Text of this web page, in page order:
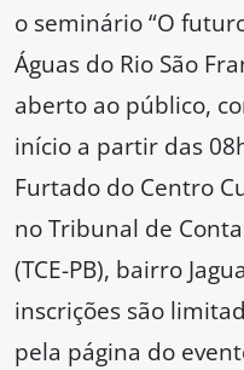
o seminário “O
Águas do Rio São
aberto ao público,
início a partir das
Furtado do Centro
no Tribunal de
(TCE-PB), bairro
inscrições são
pela página do